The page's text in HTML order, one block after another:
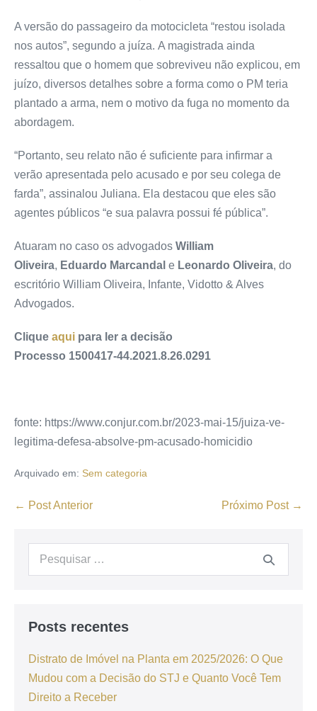
A versão do passageiro da motocicleta “restou isolada
nos autos”, segundo a juíza. A magistrada ainda
ressaltou que o homem que sobreviveu não explicou, em
juízo, diversos detalhes sobre a forma como o PM teria
plantado a arma, nem o motivo da fuga no momento da
abordagem.
“Portanto, seu relato não é suficiente para infirmar a
verão apresentada pelo acusado e por seu colega de
farda”, assinalou Juliana. Ela destacou que eles são
agentes públicos “e sua palavra possui fé pública”.
Atuaram no caso os advogados William
Oliveira, Eduardo Marcandal e Leonardo Oliveira, do
escritório William Oliveira, Infante, Vidotto & Alves
Advogados.
Clique aqui para ler a decisão
Processo 1500417-44.2021.8.26.0291
fonte: https://www.conjur.com.br/2023-mai-15/juiza-ve-
legitima-defesa-absolve-pm-acusado-homicidio
Arquivado em: Sem categoria
← Post Anterior Próximo Post →
Posts recentes
Distrato de Imóvel na Planta em 2025/2026: O Que
Mudou com a Decisão do STJ e Quanto Você Tem
Direito a Receber